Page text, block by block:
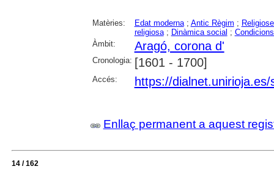
Matèries: Edat moderna; Antic Règim ;
religiosa; Dinàmica social ;
Àmbit:
Aragó, corona d'
Cronologia: [1601 - 1700]
Accés: https://
Enllaç permanent a aquest
14 / 162